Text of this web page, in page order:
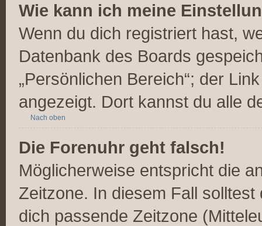
Wie kann ich meine
Wenn du dich registriert hast,
Datenbank des Boards
„Persönlichen Bereich“; der
angezeigt. Dort kannst du alle
Nach oben
Die Forenuhr geht falsch!
Möglicherweise entspricht die
Zeitzone. In diesem Fall solltest
dich passende Zeitzone